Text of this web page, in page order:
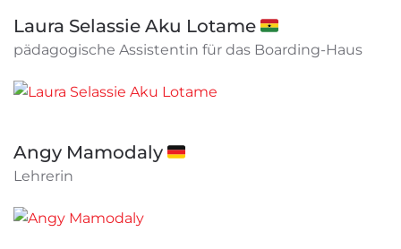
Laura Selassie Aku Lotame 🇬🇭
pädagogische Assistentin für das Boarding-Haus
Angy Mamodaly 🇩🇪
Lehrerin